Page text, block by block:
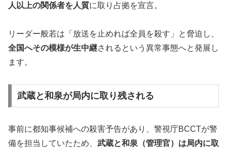
人以上の関係者を人質に取り占拠を宣言。
リーダー般若は「放送を止めれば全員を殺す」と脅迫し、
全国へその模様が生中継されるという異常事態へと発展し
ます。
武蔵と和泉が局内に取り残される
事前に都知事候補への殺害予告があり、警視庁BCCTが警
備を担当していたため、 武蔵と和泉（管理官）は局内に取